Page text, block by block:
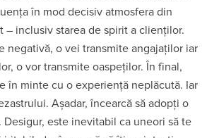
în mod decisiv atmosfera din
– inclusiv starea de spirit a clienților.
negativă, o vei transmite angajaților iar
o vor transmite oaspeților. În final,
în minte cu o experiență neplăcută. Iar
Așadar, încearcă să adopți o
este inevitabil ca uneori să te